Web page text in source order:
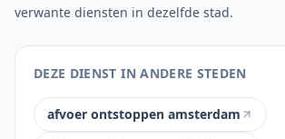
verwante diensten in dezelfde stad.
DEZE DIENST IN ANDERE STEDEN
afvoer ontstoppen amsterdam